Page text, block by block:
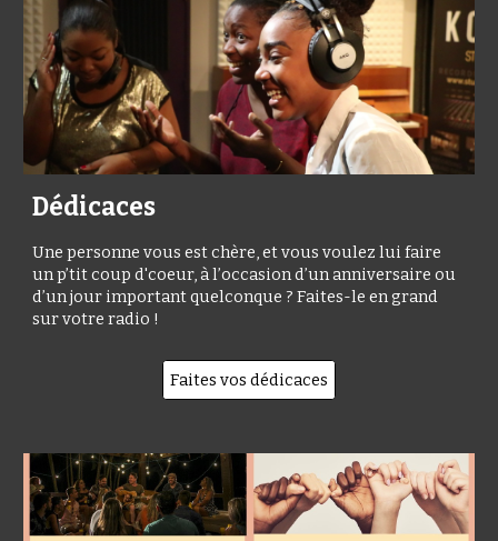
Dédicaces
Une personne vous est chère, et vous voulez lui faire
un p’tit coup d'coeur, à l’occasion d’un anniversaire ou
d’un jour important quelconque ? Faites-le en grand
sur votre radio !
Faites vos dédicaces